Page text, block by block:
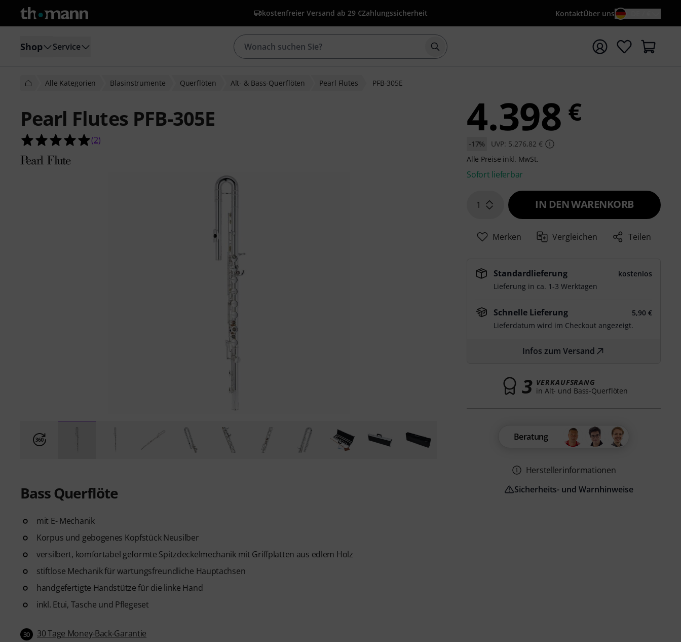
kostenfreier Versand ab 29 €Zahlungssicherheit KontaktÜber uns
Shop Service Suche mit Suchwort {searchTerm} starten
Alle Kategorien Blasinstrumente Querflöten Alt- & Bass-Querflöten Pearl Flutes PFB-305E
Pearl Flutes PFB-305E
5.0 von 5 Sternen aus 2 Kundenbewertungen
(2)
Bass Querflöte
mit E- Mechanik
Korpus und gebogenes Kopfstück Neusilber
versilbert, komfortabel geformte Spitzdeckelmechanik mit Griffplatten aus edlem Holz
stiftlose Mechanik für wartungsfreundliche Hauptachsen
handgefertigte Handstütze für die linke Hand
inkl. Etui, Tasche und Pflegeset
30 30 Tage Money-Back-Garantie
4.398 €
-17%
UVP: 5.276,82 €
Alle Preise inkl. MwSt.
Sofort lieferbar
1 IN DEN WARENKORB
Merken Vergleichen Teilen
Standardlieferung
kostenlos
Lieferung in ca. 1-3 Werktagen
Schnelle Lieferung
5,90 €
Lieferdatum wird im Checkout angezeigt.
Infos zum Versand
3 VERKAUFSRANG
in Alt- und Bass-Querflöten
Beratung
Herstellerinformationen
Sicherheits- und Warnhinweise